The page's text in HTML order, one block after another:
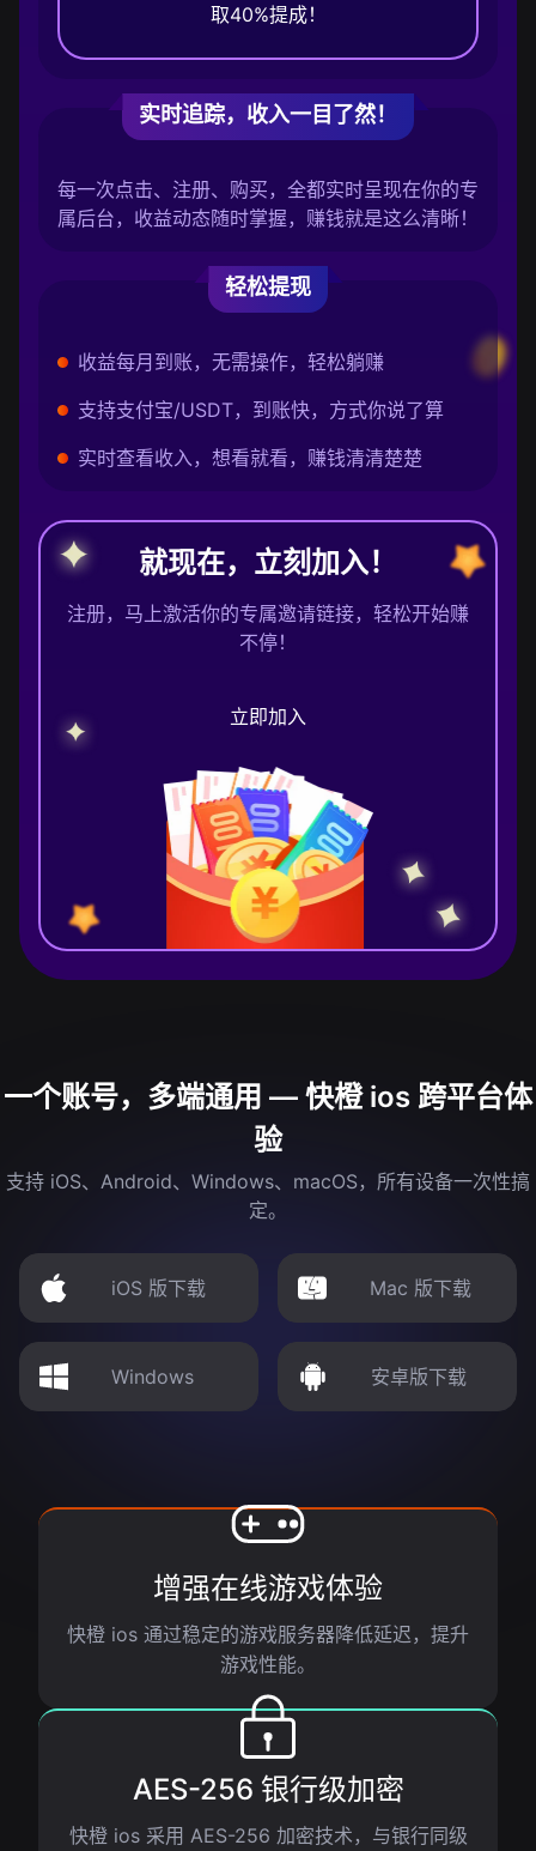
取40%提成！
实时追踪，收入一目了然！
每一次点击、注册、购买，全都实时呈现在你的专
属后台，收益动态随时掌握，赚钱就是这么清晰！
轻松提现
收益每月到账，无需操作，轻松躺赚
支持支付宝/USDT，到账快，方式你说了算
实时查看收入，想看就看，赚钱清清楚楚
就现在，立刻加入！
注册，马上激活你的专属邀请链接，轻松开始赚
不停！
立即加入
一个账号，多端通用 — 快橙 ios 跨平台体
验
支持 iOS、Android、Windows、macOS，所有设备一次性搞
定。
iOS 版下载 Mac 版下载
Windows 安卓版下载
增强在线游戏体验
快橙 ios 通过稳定的游戏服务器降低延迟，提升
游戏性能。
AES-256 银行级加密
快橙 ios 采用 AES-256 加密技术，与银行同级